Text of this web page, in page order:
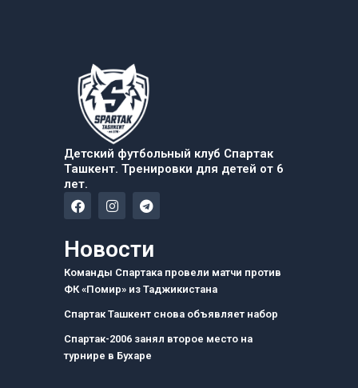
Детский футбольный клуб Спартак
Ташкент. Тренировки для детей от 6
лет.
F
a
e
b
o
k
I
n
a
g
r
a
m
T
e
g
a
m
Новости
Команды Спартака провели матчи против
ФК «Помир» из Таджикистана
Спартак Ташкент снова объявляет набор
Спартак-2006 занял второе место на
турнире в Бухаре